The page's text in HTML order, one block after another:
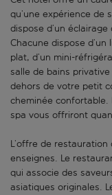
qu’une expérience de
dispose d’un éclairage
Chacune dispose
plat, d’un mini-
salle de bains
dehors de votre petit
cheminée confortable.
spa vous offriront
L’offre de
enseignes. Le
qui associe des
asiatiques originales.